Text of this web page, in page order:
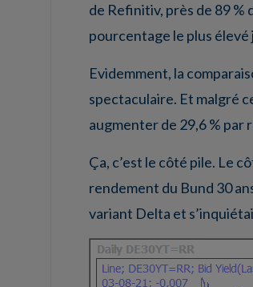
de Refinitiv, près de 89
pourcentage le plus
Evidemment, la
spectaculaire. Et malgré
augmenter de 29,6 % par
Ça, c’est le côté pile. Le
rendement du Bund 30
variant Delta et